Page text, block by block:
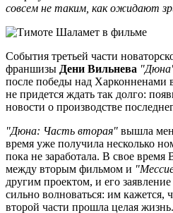
совсем не таким, как ожидают
События третьей части
франшизы Дени Вильнева
после победы над Харконненами
не придется ждать так долго:
новости о производстве
"Дюна: Часть вторая" вышла
время уже получила несколько
пока не заработала. В свое
между вторым фильмом и
другим проектом, и его
сильно волноваться: им кажется,
второй части прошла целая